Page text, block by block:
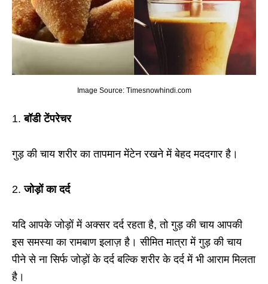
Image Source: Timesnowhindi.com
1.बॉडी टेंपरेचर
गुड़ की चाय शरीर का तापमान मेंटेन रखने में बेहद मददगार है।
2.जोड़ों का दर्द
यदि आपके जोड़ों में अक्सर दर्द रहता है, तो गुड़ की चाय आपकी
इस समस्या का रामबाण इलाज़ है। सीमित मात्रा में गुड़ की चाय
पीने से ना सिर्फ जोड़ों के दर्द बल्कि शरीर के दर्द में भी आराम मिलता
है।